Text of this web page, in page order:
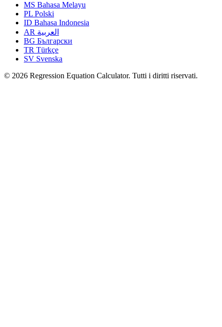
MS Bahasa Melayu
PL Polski
ID Bahasa Indonesia
AR العربية
BG Български
TR Türkçe
SV Svenska
© 2026 Regression Equation Calculator. Tutti i diritti riservati.